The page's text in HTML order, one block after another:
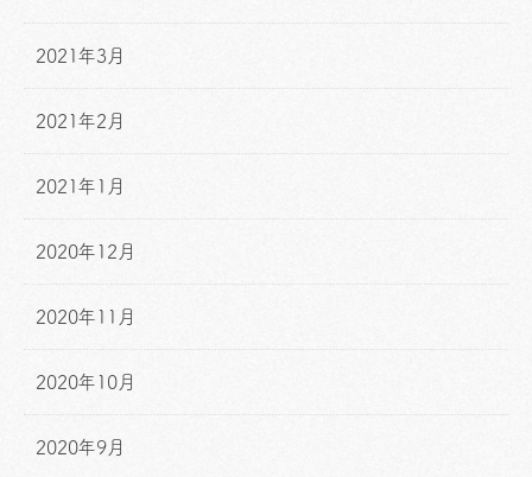
2021年3月
2021年2月
2021年1月
2020年12月
2020年11月
2020年10月
2020年9月